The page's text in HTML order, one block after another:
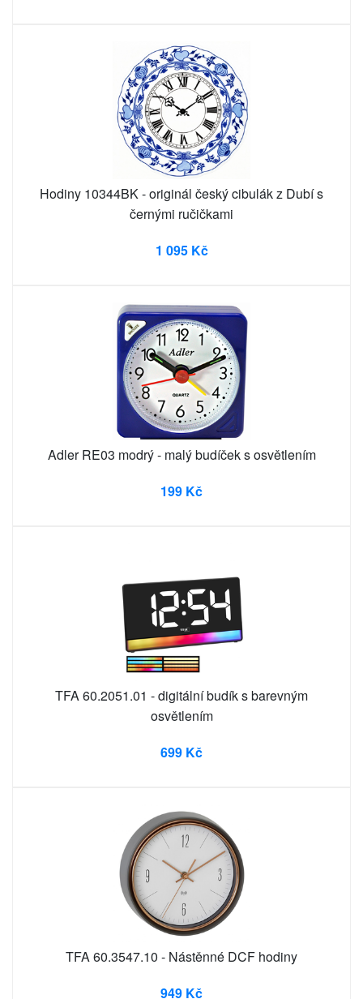
Hodiny 10344BK - originál český cibulák z Dubí s
černými ručičkami
1 095 Kč
Adler RE03 modrý - malý budíček s osvětlením
199 Kč
TFA 60.2051.01 - digitální budík s barevným
osvětlením
699 Kč
TFA 60.3547.10 - Nástěnné DCF hodiny
949 Kč